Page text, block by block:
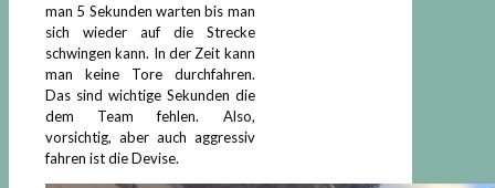
man 5 Sekunden warten bis man
sich wieder auf die Strecke
schwingen kann. In der Zeit kann
man keine Tore durchfahren.
Das sind wichtige Sekunden die
dem Team fehlen. Also,
vorsichtig, aber auch aggressiv
fahren ist die Devise.